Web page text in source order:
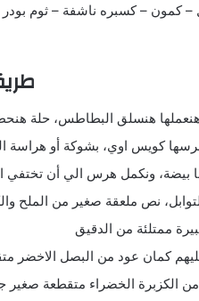
كمون – كسبره ناشفة – ثوم بودر –
هنسلق البطاطس، حلة هنحط
كويس اوي، بشوكة أو هراسة
بيضة، ونكمل هرس الي أن تختفي
نص ملعقة صغير من الملح
كمان عود من البصل الاخضر
الكزبرة الخضراء متقطعة صغير